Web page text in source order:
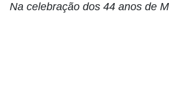
Na celebração dos 44 anos de